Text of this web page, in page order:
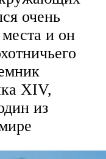
очень
места и он
XIV,
из